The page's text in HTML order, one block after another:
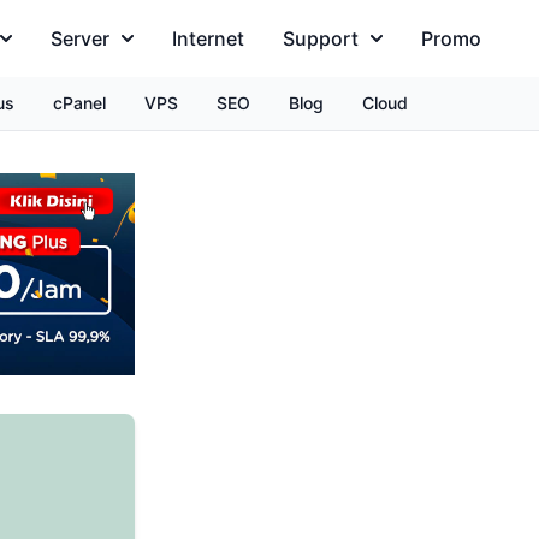
Server Internet Support Promo
cPanel VPS SEO Blog Cloud